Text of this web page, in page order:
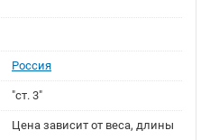
Россия
"ст. 3"
Цена зависит от веса, длины